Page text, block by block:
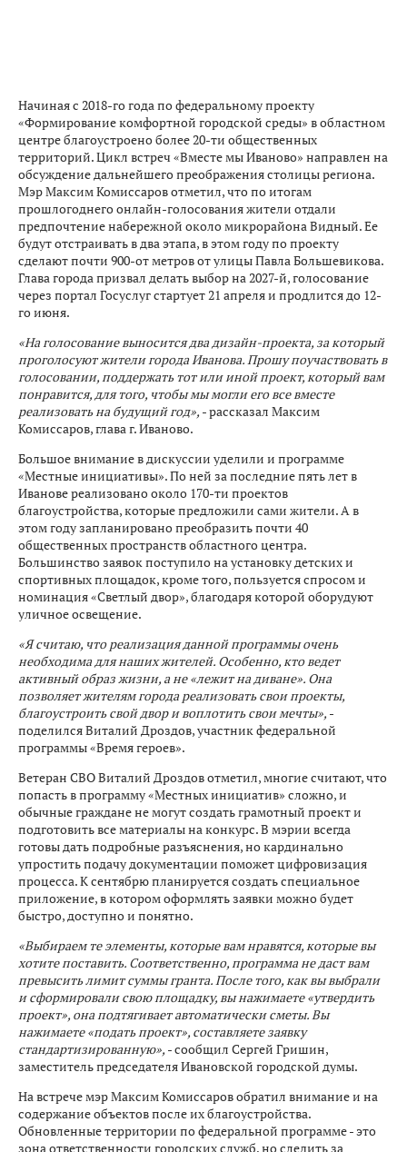
Начиная с 2018-го года по федеральному проекту
«Формирование комфортной городской среды» в областном
центре благоустроено более 20-ти общественных
территорий. Цикл встреч «Вместе мы Иваново» направлен на
обсуждение дальнейшего преображения столицы региона.
Мэр Максим Комиссаров отметил, что по итогам
прошлогоднего онлайн-голосования жители отдали
предпочтение набережной около микрорайона Видный. Ее
будут отстраивать в два этапа, в этом году по проекту
сделают почти 900-от метров от улицы Павла Большевикова.
Глава города призвал делать выбор на 2027-й, голосование
через портал Госуслуг стартует 21 апреля и продлится до 12-
го июня.
«На голосование выносится два дизайн-проекта, за который
проголосуют жители города Иванова. Прошу поучаствовать в
голосовании, поддержать тот или иной проект, который вам
понравится, для того, чтобы мы могли его все вместе
реализовать на будущий год», - рассказал Максим
Комиссаров, глава г. Иваново.
Большое внимание в дискуссии уделили и программе
«Местные инициативы». По ней за последние пять лет в
Иванове реализовано около 170-ти проектов
благоустройства, которые предложили сами жители. А в
этом году запланировано преобразить почти 40
общественных пространств областного центра.
Большинство заявок поступило на установку детских и
спортивных площадок, кроме того, пользуется спросом и
номинация «Светлый двор», благодаря которой оборудуют
уличное освещение.
«Я считаю, что реализация данной программы очень
необходима для наших жителей. Особенно, кто ведет
активный образ жизни, а не «лежит на диване». Она
позволяет жителям города реализовать свои проекты,
благоустроить свой двор и воплотить свои мечты», -
поделился Виталий Дроздов, участник федеральной
программы «Время героев».
Ветеран СВО Виталий Дроздов отметил, многие считают, что
попасть в программу «Местных инициатив» сложно, и
обычные граждане не могут создать грамотный проект и
подготовить все материалы на конкурс. В мэрии всегда
готовы дать подробные разъяснения, но кардинально
упростить подачу документации поможет цифровизация
процесса. К сентябрю планируется создать специальное
приложение, в котором оформлять заявки можно будет
быстро, доступно и понятно.
«Выбираем те элементы, которые вам нравятся, которые вы
хотите поставить. Соответственно, программа не даст вам
превысить лимит суммы гранта. После того, как вы выбрали
и сформировали свою площадку, вы нажимаете «утвердить
проект», она подтягивает автоматически сметы. Вы
нажимаете «подать проект», составляете заявку
стандартизированную», - сообщил Сергей Гришин,
заместитель председателя Ивановской городской думы.
На встрече мэр Максим Комиссаров обратил внимание и на
содержание объектов после их благоустройства.
Обновленные территории по федеральной программе - это
зона ответственности городских служб, но следить за